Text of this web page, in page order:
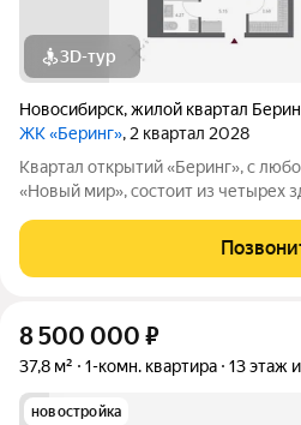
3D-тур
Новосибирск,жилой квартал
ЖК «Беринг», 2 квартал 2028
Квартал открытий «Беринг», с
«Новый мир», состоит из четырех
в старом центре Новосибирска -
Гарина-Михайловского. Квартал
8 500 000 ₽
37,8 м² 1-комн. квартира 13 этаж
новостройка